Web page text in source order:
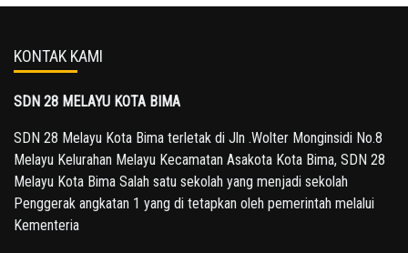
KONTAK KAMI
SDN 28 MELAYU KOTA BIMA
SDN 28 Melayu Kota Bima terletak di Jln .Wolter Monginsidi No.8
Melayu Kelurahan Melayu Kecamatan Asakota Kota Bima, SDN 28
Melayu Kota Bima Salah satu sekolah yang menjadi sekolah
Penggerak angkatan 1 yang di tetapkan oleh pemerintah melalui
Kementeria